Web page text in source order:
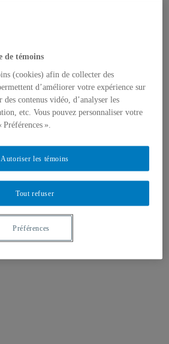
conférences de l’IEIM
et stages
et Écoles d’été
de l’IEIM
monde
de témoins
(cookies) afin de collecter des
d’améliorer votre expérience sur
des contenus vidéo, d’analyser les
etc. Vous pouvez personnaliser votre
».
Tout refuser
Autoriser les témoins
Préférences